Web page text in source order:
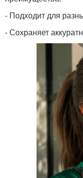
- Подходит для
- Сохраняет